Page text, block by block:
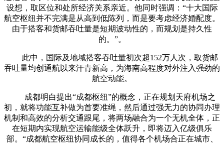
设想，取区位和处所经济关系亲近。他同时强调：“十大国际
航空枢纽并不完满是从高到低陈列，而是要考虑经济婚配度。
由于搭客和货邮吞吐量是短期波动性的，而规划是持久性
的。”。
此中，国际及地域搭客吞吐量初次超152万人次，取货邮
吞吐量均创通航以来汗青新高，为海南高程度对外注入强劲的
航空动能。
成都明白提出“成都枢纽”的概念，正在规划天府机场之
初，就将功能互补做为首要准绳，然后通过强无力的协同办理
机制和高效的分析交通跟尾，将两场融合为一个无机全体，正
在短期内实现航空运输能级全体跃升，即将迈入亿级俱乐
部。“成都航空枢纽协同成长的，值得各个机场合正在城市、